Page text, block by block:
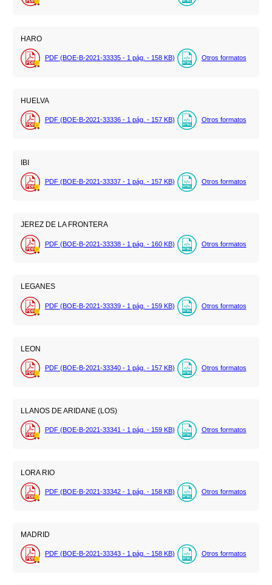
HARO
PDF (BOE-B-2021-33335 - 1 pág. - 158 KB) Otros formatos
HUELVA
PDF (BOE-B-2021-33336 - 1 pág. - 157 KB) Otros formatos
IBI
PDF (BOE-B-2021-33337 - 1 pág. - 157 KB) Otros formatos
JEREZ DE LA FRONTERA
PDF (BOE-B-2021-33338 - 1 pág. - 160 KB) Otros formatos
LEGANES
PDF (BOE-B-2021-33339 - 1 pág. - 159 KB) Otros formatos
LEON
PDF (BOE-B-2021-33340 - 1 pág. - 157 KB) Otros formatos
LLANOS DE ARIDANE (LOS)
PDF (BOE-B-2021-33341 - 1 pág. - 159 KB) Otros formatos
LORA RIO
PDF (BOE-B-2021-33342 - 1 pág. - 158 KB) Otros formatos
MADRID
PDF (BOE-B-2021-33343 - 1 pág. - 158 KB) Otros formatos